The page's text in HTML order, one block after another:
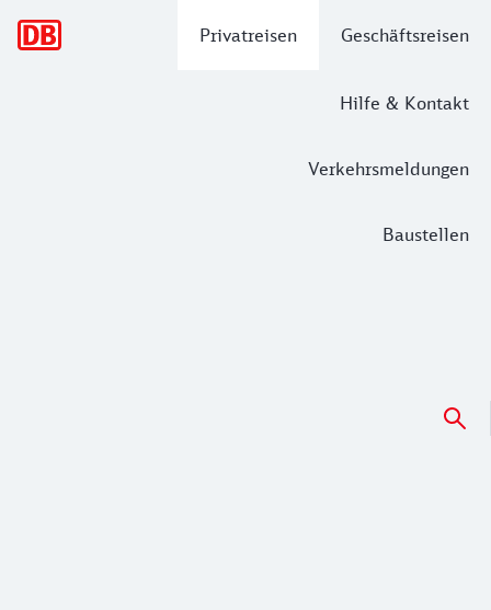
Privatreisen Geschäftsreisen
Hilfe & Kontakt
Verkehrsmeldungen
Baustellen